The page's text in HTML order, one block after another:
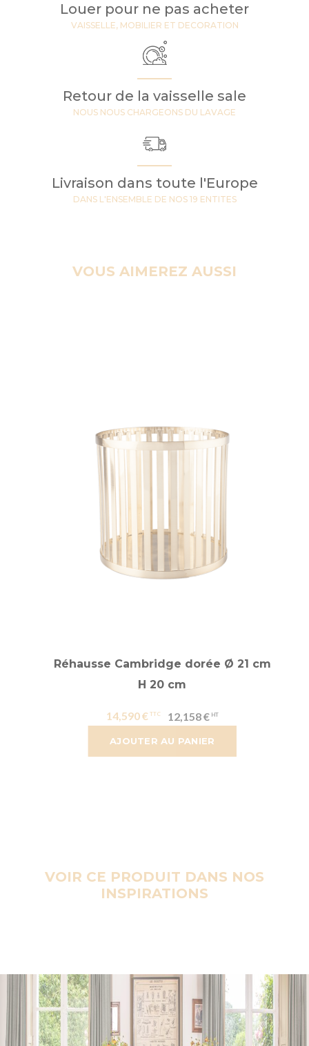
Louer pour ne pas acheter
VAISSELLE, MOBILIER ET DECORATION
Retour de la vaisselle sale
NOUS NOUS CHARGEONS DU LAVAGE
Livraison dans toute l'Europe
DANS L'ENSEMBLE DE NOS 19 ENTITES
VOUS AIMEREZ AUSSI
AJOUTER AU PANIER
Réhausse Cambridge dorée Ø 21 cm
H 20 cm
14,590 € 12,158 €
VOIR CE PRODUIT DANS NOS
INSPIRATIONS